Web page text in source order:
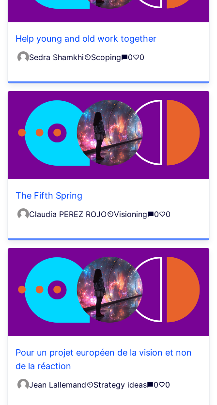
Help young and old work together
Sedra Shamkhi Scoping 0 0
The Fifth Spring
Claudia PEREZ ROJO Visioning 0 0
Pour un projet européen de la vision et non
de la réaction
Jean Lallemand Strategy ideas 0 0